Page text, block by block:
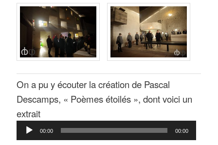
On a pu y écouter la création de Pascal
Descamps, « Poèmes étoilés », dont voici un
extraitLecteur
audio
00:00 00:00